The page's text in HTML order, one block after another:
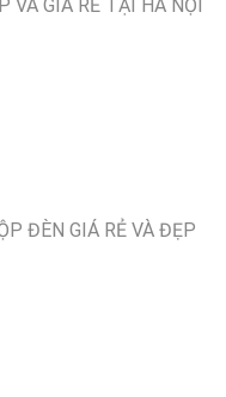
VÀ GIÁ RẺ TẠI HÀ NỘI
ĐÈN GIÁ RẺ VÀ ĐẸP